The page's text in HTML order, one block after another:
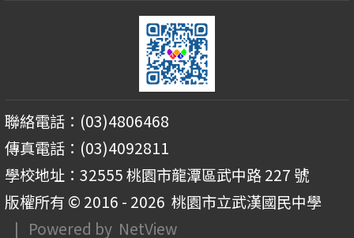
聯絡電話：(03)4806468
傳真電話：(03)4092811
學校地址：32555 桃園市龍潭區武中路 227 號
版權所有 © 2016 - 2026 桃園市立武漢國民中學
| Powered by NetView